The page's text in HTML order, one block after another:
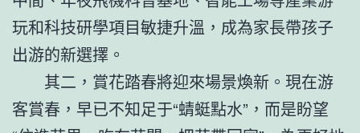
玩和科技研學項目敏捷升溫，成為家長帶孩子
出游的新選擇。
其二，賞花踏春將迎來場景煥新。現在游
客賞春，早已不知足于“蜻蜓點水”，而是盼望